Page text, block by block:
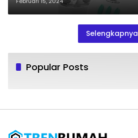
Selengkapnya
Popular Posts